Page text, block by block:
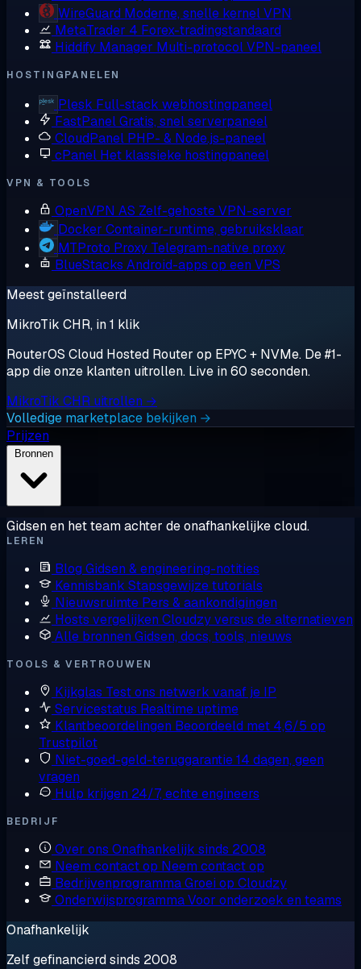
WireGuard Moderne, snelle kernel VPN
MetaTrader 4 Forex-tradingstandaard
Hiddify Manager Multi-protocol VPN-paneel
HOSTINGPANELEN
Plesk Full-stack webhostingpaneel
FastPanelGratis, snel serverpaneel
CloudPanel PHP- & Node.js-paneel
cPanel Het klassieke hostingpaneel
VPN & TOOLS
OpenVPN AS Zelf-gehoste VPN-server
Docker Container-runtime, gebruiksklaar
MTProto Proxy Telegram-native proxy
BlueStacks Android-apps op een VPS
Meest geïnstalleerd
MikroTik CHR, in 1 klik
RouterOS Cloud Hosted Router op EPYC + NVMe. De #1-
app die onze klanten uitrollen. Live in 60 seconden.
MikroTik CHR uitrollen →
Volledige marketplace bekijken →
Prijzen
Gidsen en het team achter de onafhankelijke cloud.
LEREN
Blog Gidsen & engineering-notities
Kennisbank Stapsgewijze tutorials
Nieuwsruimte Pers & aankondigingen
Hosts vergelijken Cloudzy versus de alternatieven
Alle bronnen Gidsen, docs, tools, nieuws
TOOLS & VERTROUWEN
Kijkglas Test ons netwerk vanaf je IP
Servicestatus Realtime uptime
Klantbeoordelingen Beoordeeld met 4,6/5 op
Trustpilot
Niet-goed-geld-teruggarantie14 dagen, geen
vragen
Hulp krijgen 24/7, echte engineers
BEDRIJF
Over ons Onafhankelijk sinds 2008
Neem contact op Neem contact op
BedrijvenprogrammaGroei op Cloudzy
OnderwijsprogrammaVoor onderzoek en teams
Onafhankelijk
Zelf gefinancierd sinds 2008